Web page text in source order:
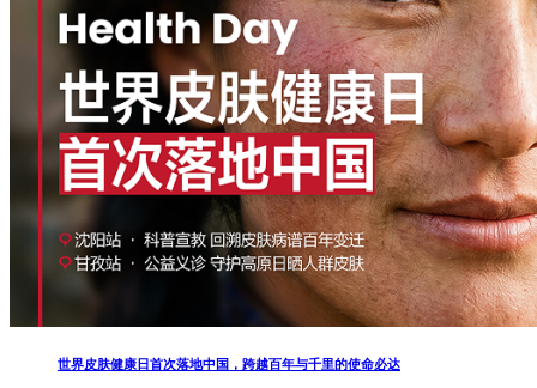
世界皮肤健康日首次落地中国，跨越百年与千里的使命必达